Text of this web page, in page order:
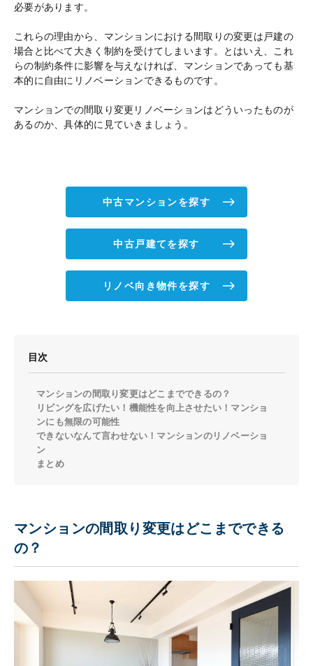
必要があります。
これらの理由から、マンションにおける間取りの変更は戸建の
場合と比べて大きく制約を受けてしまいます。とはいえ、これ
らの制約条件に影響を与えなければ、マンションであっても基
本的に自由にリノベーションできるものです。
マンションでの間取り変更リノベーションはどういったものが
あるのか、具体的に見ていきましょう。
中古マンションを探す
中古戸建てを探す
リノベ向き物件を探す
目次
マンションの間取り変更はどこまでできるの？
リビングを広げたい！機能性を向上させたい！マンショ
ンにも無限の可能性
できないなんて言わせない！マンションのリノベーショ
ン
まとめ
マンションの間取り変更はどこまでできる
の？